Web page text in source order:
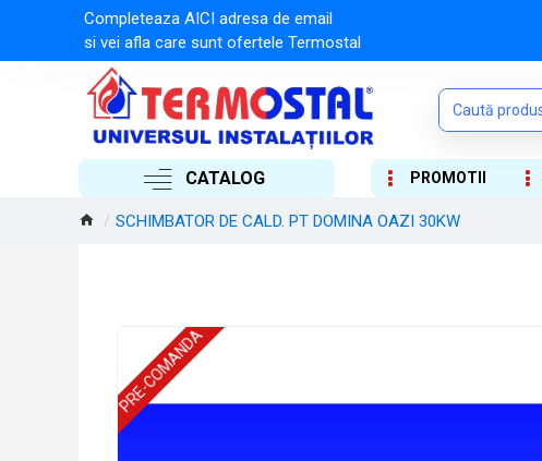
Completeaza AICI adresa de email
si vei afla care sunt ofertele Termostal
CATALOG PROMOTII
SCHIMBATOR DE CALD. PT DOMINA OAZI 30KW
PRE-COMANDA